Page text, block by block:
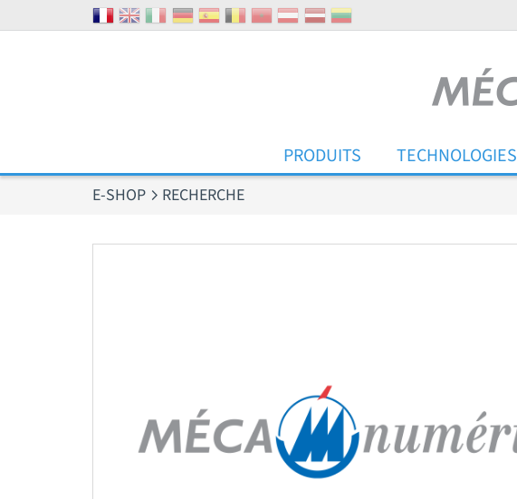
PRODUITS TECHNOLOGIES
E-SHOP RECHERCHE
Panneau de gestion des cookies